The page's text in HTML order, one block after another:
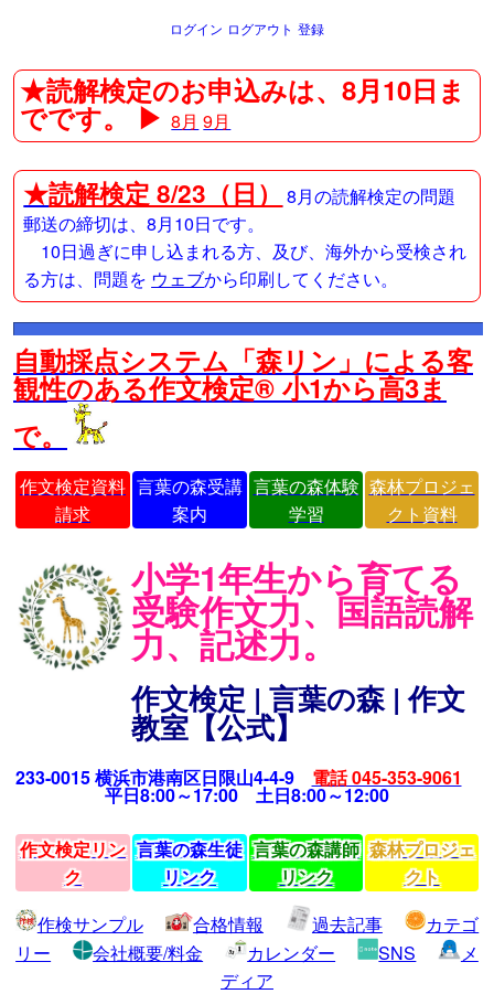
ログイン ログアウト 登録
★読解検定のお申込みは、8月10日ま
でです。 ▶8月 9月
★読解検定 8/23（日）
8月の読解検定の問題
郵送の締切は、8月10日です。
10日過ぎに申し込まれる方、及び、海外から受検され
る方は、問題を ウェブから印刷してください。
自動採点システム「森リン」による客
観性のある作文検定® 小1から高3ま
で。
作文検定資料
請求
言葉の森受講
案内
言葉の森体験
学習
森林プロジェ
クト資料
小学1年生から育てる
受験作文力、国語読解
力、記述力。
作文検定 | 言葉の森 | 作文
教室【公式】
233-0015 横浜市港南区日限山4-4-9 電話 045-353-9061
平日8:00～17:00 土日8:00～12:00
作文検定リン
ク
言葉の森生徒
リンク
言葉の森講師
リンク
森林プロジェ
クト
作検サンプル
合格情報 過去記事
カテゴ
リー
会社概要/料金 カレンダー SNS
メ
ディア